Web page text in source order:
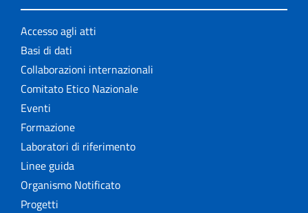
Accesso agli atti
Basi di dati
Collaborazioni internazionali
Comitato Etico Nazionale
Eventi
Formazione
Laboratori di riferimento
Linee guida
Organismo Notificato
Progetti